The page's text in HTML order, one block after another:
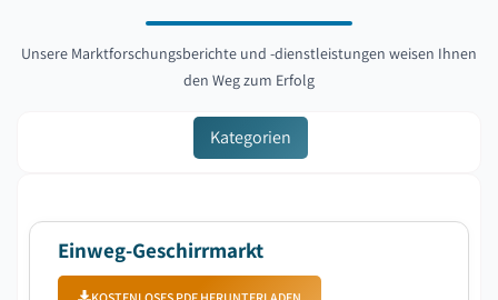
Unsere Marktforschungsberichte und -dienstleistungen weisen Ihnen
den Weg zum Erfolg
Kategorien
Einweg-Geschirrmarkt
KOSTENLOSES PDF HERUNTERLADEN